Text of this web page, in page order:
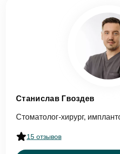
Станислав Гвоздев
Стоматолог-хирург,
15 отзывов
Оставить
ФИО